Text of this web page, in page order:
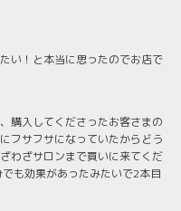
い！と本当に思ったのでお店で
購入してくださったお客さまの
フサフサになっていたからどう
わざサロンまで買いに来てくだ
も効果があったみたいで2本目